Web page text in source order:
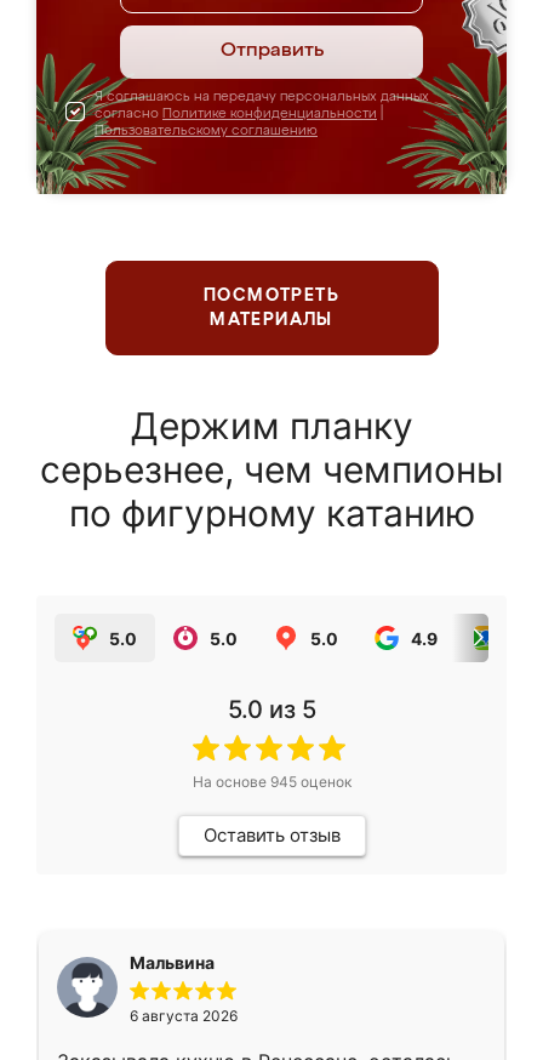
Отправить
Я соглашаюсь на передачу персональных данных
согласно Политике конфиденциальности
Пользовательскому соглашению
ПОСМОТРЕТЬ
МАТЕРИАЛЫ
Держим планку
серьезнее, чем чемпионы
по фигурному катанию
5.0 5.0 5.0 4.9
5.0 из 5
На основе 945оценок
Оставить отзыв
Мальвина
6 августа 2026